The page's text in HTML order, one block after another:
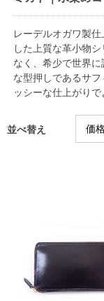
レーデルオガワ製
した上質な革小物
なく、希少で世界
な型押しであるサ
ッシーな仕上がり
並べ替え